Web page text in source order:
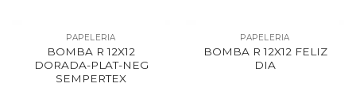
PAPELERIA
BOMBA R 12X12
DORADA-PLAT-NEG
SEMPERTEX
PAPELERIA
BOMBA R 12X12 FELIZ
DIA